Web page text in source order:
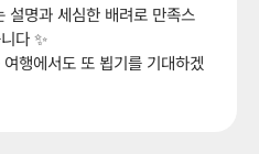
설명과 세심한 배려로 만족스
다 ✨
행에서도 또 뵙기를 기대하겠